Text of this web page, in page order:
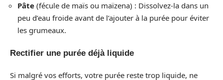
Pâte (fécule de maïs ou maïzena) : Dissolvez-la dans un
peu d’eau froide avant de l’ajouter à la purée pour éviter
les grumeaux.
Rectifier une purée déjà liquide
Si malgré vos efforts, votre purée reste trop liquide, ne